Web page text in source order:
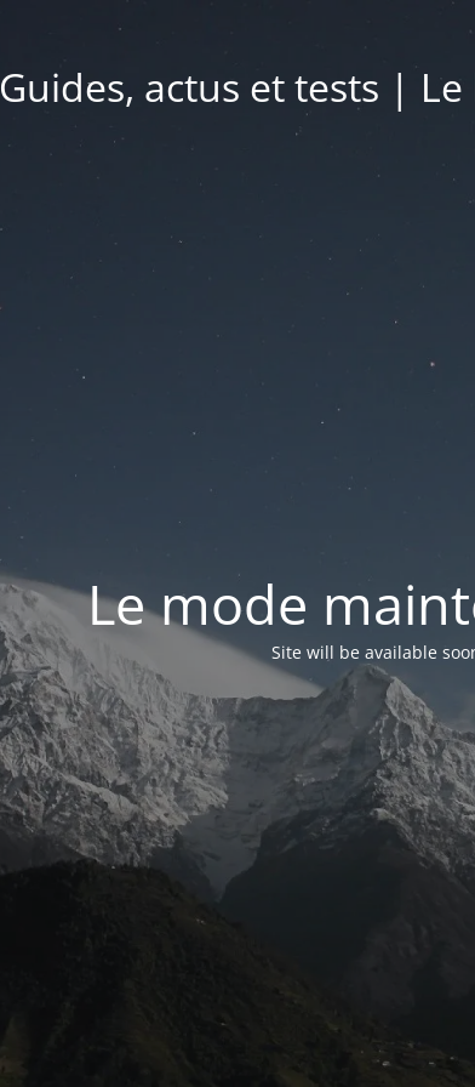
Guides, actus et tests |
Le mode
Site will be available